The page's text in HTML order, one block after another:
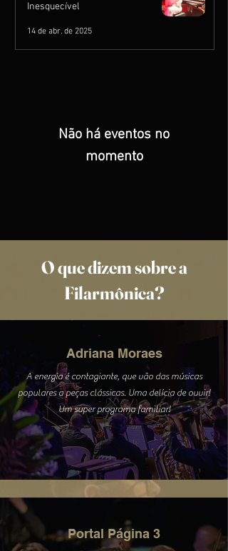
Inesquecível
14 de abr. de 2025
Não há eventos no
momento
O que dizem sobre a
Filarmônica?
Adriana Moraes
A energia é contagiante, que vão das músicas
populares a peças clássicas. Uma delícia de ouvir!
Um super programa familiar!
Portal Página 3